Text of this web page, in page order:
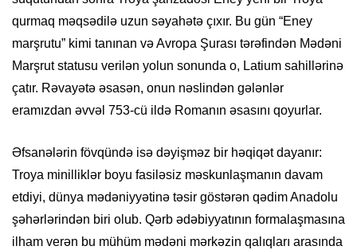
qurmaq məqsədilə uzun səyahətə çıxır. Bu gün “Eney
marşrutu” kimi tanınan və Avropa Şurası tərəfindən Mədəni
Marşrut statusu verilən yolun sonunda o, Latium sahillərinə
çatır. Rəvayətə əsasən, onun nəslindən gələnlər
eramızdan əvvəl 753-cü ildə Romanın əsasını qoyurlar.
Əfsanələrin fövqündə isə dəyişməz bir həqiqət dayanır:
Troya minilliklər boyu fasiləsiz məskunlaşmanın davam
etdiyi, dünya mədəniyyətinə təsir göstərən qədim Anadolu
şəhərlərindən biri olub. Qərb ədəbiyyatının formalaşmasına
ilham verən bu mühüm mədəni mərkəzin qalıqları arasında